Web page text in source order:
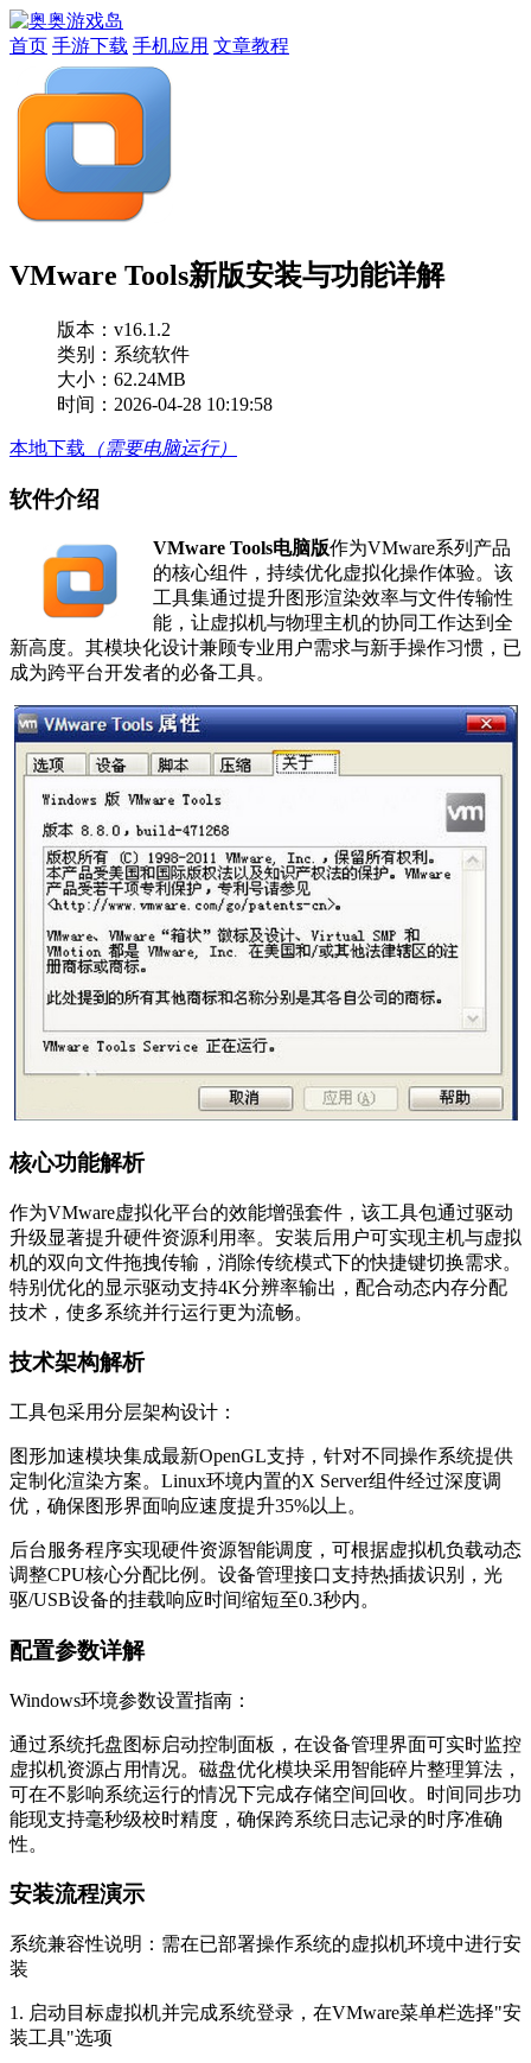
首页 手游下载 手机应用 文章教程
VMware Tools新版安装与功能详解
版本： v16.1.2
类别：系统软件
大小：62.24MB
时间：2026-04-28 10:19:58
本地下载 （需要电脑运行）
软件介绍
VMware Tools电脑版作为VMware系列产品
的核心组件，持续优化虚拟化操作体验。该
工具集通过提升图形渲染效率与文件传输性
能，让虚拟机与物理主机的协同工作达到全
新高度。其模块化设计兼顾专业用户需求与新手操作习惯，已
成为跨平台开发者的必备工具。
核心功能解析
作为VMware虚拟化平台的效能增强套件，该工具包通过驱动
升级显著提升硬件资源利用率。安装后用户可实现主机与虚拟
机的双向文件拖拽传输，消除传统模式下的快捷键切换需求。
特别优化的显示驱动支持4K分辨率输出，配合动态内存分配
技术，使多系统并行运行更为流畅。
技术架构解析
工具包采用分层架构设计：
图形加速模块集成最新OpenGL支持，针对不同操作系统提供
定制化渲染方案。Linux环境内置的X Server组件经过深度调
优，确保图形界面响应速度提升35%以上。
后台服务程序实现硬件资源智能调度，可根据虚拟机负载动态
调整CPU核心分配比例。设备管理接口支持热插拔识别，光
驱/USB设备的挂载响应时间缩短至0.3秒内。
配置参数详解
Windows环境参数设置指南：
通过系统托盘图标启动控制面板，在设备管理界面可实时监控
虚拟机资源占用情况。磁盘优化模块采用智能碎片整理算法，
可在不影响系统运行的情况下完成存储空间回收。时间同步功
能现支持毫秒级校时精度，确保跨系统日志记录的时序准确
性。
安装流程演示
系统兼容性说明：需在已部署操作系统的虚拟机环境中进行安
装
1. 启动目标虚拟机并完成系统登录，在VMware菜单栏选择"安
装工具"选项